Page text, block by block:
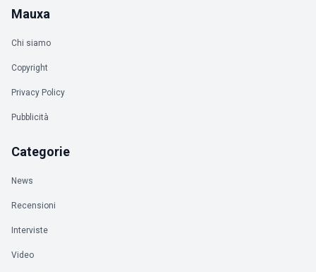
Mauxa
Chi siamo
Copyright
Privacy Policy
Pubblicità
Categorie
News
Recensioni
Interviste
Video